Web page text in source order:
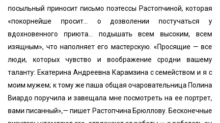
посыльный приносит письмо поэтессы Растопчиной, которая
«покорнейше просит... о дозволении постучаться у
вдохновенного приюта... подышать всем высоким, всем
изящным», что наполняет его мастерскую. «Просящие — все
люди, которых чувство и воображение сродни вашему
таланту: Екатерина Андреевна Карамзина с семейством и я с
моим мужем; к тому же паша общая очаровательница Полина
Виардо поручила и завещала мне посмотреть на ее портрет,
вами писанный»,— пишет Растопчина Брюллову. Бесконечные